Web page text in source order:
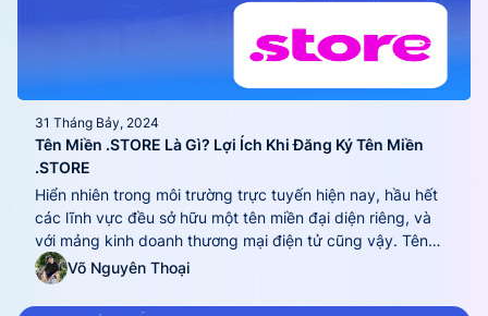
31 Tháng Bảy, 2024
Tên Miền .STORE Là Gì? Lợi Ích Khi Đăng Ký Tên Miền
.STORE
Hiển nhiên trong môi trường trực tuyến hiện nay, hầu hết
các lĩnh vực đều sở hữu một tên miền đại diện riêng, và
với mảng kinh doanh thương mại điện tử cũng vậy. Tên
miền .store đang trở thành xu thế phát triển và là lựa chọn
đặc biệt dành cho doanh nghiệp hoạt...
Võ Nguyên Thoại